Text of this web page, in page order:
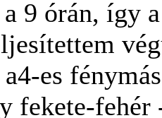
9 órán, így
es
fekete-